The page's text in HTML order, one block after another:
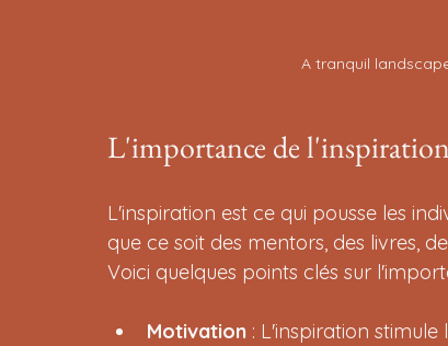
A tranquil
L'importance de l'inspiration
L'inspiration est ce qui pousse les
que ce soit des mentors, des livres,
Voici quelques points clés sur
Motivation : L'inspiration